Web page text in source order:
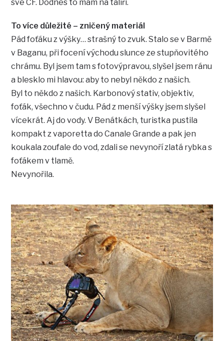
své CF. Dodnes to mám na talíři.
To více důležité – zničený materiál
Pád foťáku z výšky… strašný to zvuk. Stalo se v Barmě
v Baganu, při focení východu slunce ze stupňovitého
chrámu. Byl jsem tam s fotovýpravou, slyšel jsem ránu
a blesklo mi hlavou: aby to nebyl někdo z našich.
Byl to někdo z našich. Karbonový stativ, objektiv,
foťák, všechno v čudu. Pád z menší výšky jsem slyšel
vícekrát. Aj do vody. V Benátkách, turistka pustila
kompakt z vaporetta do Canale Grande a pak jen
koukala zoufale do vod, zdali se nevynoří zlatá rybka s
foťákem v tlamě.
Nevynořila.